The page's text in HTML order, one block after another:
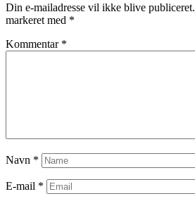
Din e-mailadresse vil ikke blive publiceret.
markeret med *
Kommentar *
Navn *
E-mail *